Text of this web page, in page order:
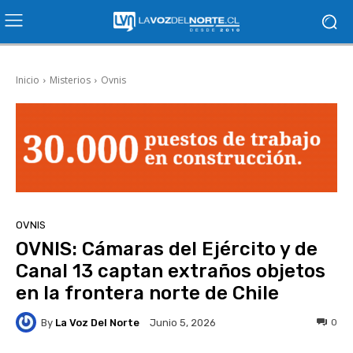
Inicio Misterios Ovnis
OVNIS
OVNIS: Cámaras del Ejército y de
Canal 13 captan extraños objetos
en la frontera norte de Chile
By La Voz Del Norte Junio 5, 2026 0